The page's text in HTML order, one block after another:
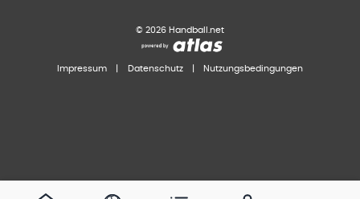
© 2026 Handball.net
Impressum Datenschutz Nutzungsbedingungen